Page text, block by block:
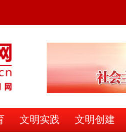
文明实践 文明创建